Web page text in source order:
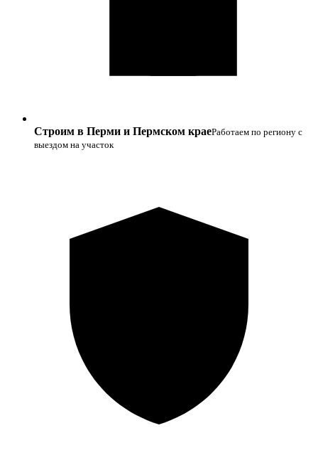
Строим в Перми и Пермском краеРаботаем по региону с
выездом на участок